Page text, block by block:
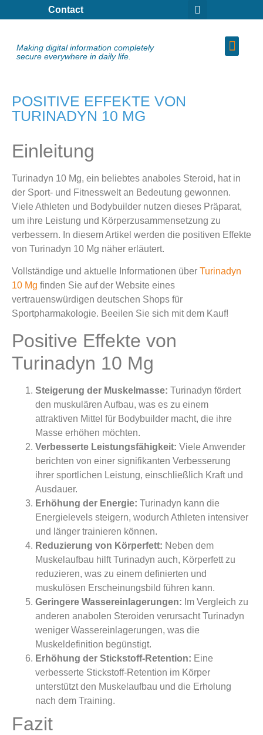
Contact
Making digital information completely
secure everywhere in daily life.
POSITIVE EFFEKTE VON
TURINADYN 10 MG
Einleitung
Turinadyn 10 Mg, ein beliebtes anaboles Steroid, hat in
der Sport- und Fitnesswelt an Bedeutung gewonnen.
Viele Athleten und Bodybuilder nutzen dieses Präparat,
um ihre Leistung und Körperzusammensetzung zu
verbessern. In diesem Artikel werden die positiven Effekte
von Turinadyn 10 Mg näher erläutert.
Vollständige und aktuelle Informationen über Turinadyn
10 Mg finden Sie auf der Website eines
vertrauenswürdigen deutschen Shops für
Sportpharmakologie. Beeilen Sie sich mit dem Kauf!
Positive Effekte von
Turinadyn 10 Mg
Steigerung der Muskelmasse: Turinadyn fördert
den muskulären Aufbau, was es zu einem
attraktiven Mittel für Bodybuilder macht, die ihre
Masse erhöhen möchten.
Verbesserte Leistungsfähigkeit: Viele Anwender
berichten von einer signifikanten Verbesserung
ihrer sportlichen Leistung, einschließlich Kraft und
Ausdauer.
Erhöhung der Energie: Turinadyn kann die
Energielevels steigern, wodurch Athleten intensiver
und länger trainieren können.
Reduzierung von Körperfett: Neben dem
Muskelaufbau hilft Turinadyn auch, Körperfett zu
reduzieren, was zu einem definierten und
muskulösen Erscheinungsbild führen kann.
Geringere Wassereinlagerungen: Im Vergleich zu
anderen anabolen Steroiden verursacht Turinadyn
weniger Wassereinlagerungen, was die
Muskeldefinition begünstigt.
Erhöhung der Stickstoff-Retention: Eine
verbesserte Stickstoff-Retention im Körper
unterstützt den Muskelaufbau und die Erholung
nach dem Training.
Fazit